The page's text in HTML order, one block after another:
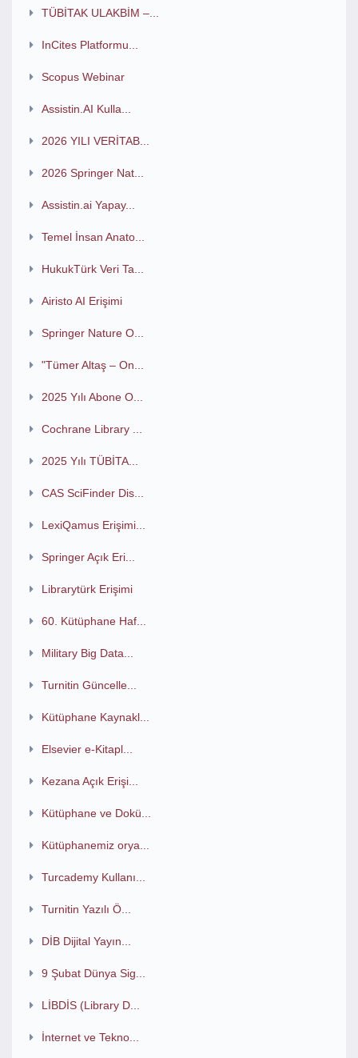
TÜBİTAK ULAKBİM –...
InCites Platformu...
Scopus Webinar
Assistin.AI Kulla...
2026 YILI VERİTAB...
2026 Springer Nat...
Assistin.ai Yapay...
Temel İnsan Anato...
HukukTürk Veri Ta...
Airisto AI Erişimi
Springer Nature O...
"Tümer Altaş – On...
2025 Yılı Abone O...
Cochrane Library ...
2025 Yılı TÜBİTA...
CAS SciFinder Dis...
LexiQamus Erişimi...
Springer Açık Eri...
Librarytürk Erişimi
60. Kütüphane Haf...
Military Big Data...
Turnitin Güncelle...
Kütüphane Kaynakl...
Elsevier e-Kitapl...
Kezana Açık Erişi...
Kütüphane ve Dokü...
Kütüphanemiz orya...
Turcademy Kullanı...
Turnitin Yazılı Ö...
DİB Dijital Yayın...
9 Şubat Dünya Sig...
LİBDİS (Library D...
İnternet ve Tekno...